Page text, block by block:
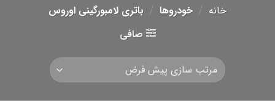
خانه / خودروها / باتری لامبورگینی اوروس
صافی